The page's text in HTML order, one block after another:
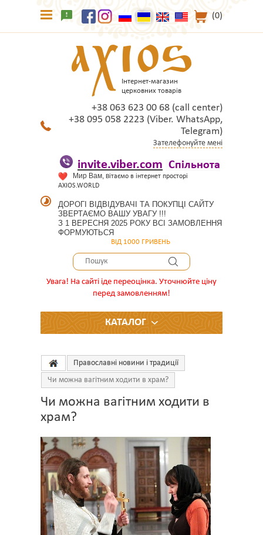
(0)
Інтернет-магазин
церковних товарів
+38 063 623 00 68 (call center)
+38 095 058 2223 (Viber. WhatsApp,
Telegram)
Зателефонуйте мені
invite.viber.com Спільнота
Мир Вам, вітаємо в інтернет просторі
AXIOS.WORLD
ДОРОГІ ВІДВІДУВАЧІ ТА ПОКУПЦІ САЙТУ
ЗВЕРТАЄМО ВАШУ УВАГУ !!!
З 1 ВЕРЕСНЯ 2025 РОКУ ВСІ ЗАМОВЛЕННЯ
ФОРМУЮТЬСЯ
ВІД 1000 ГРИВЕНЬ
Увага! На сайті іде переоцінка. Уточнюйте ціну
перед замовленням!
КАТАЛОГ
Православні новини і традиції
Чи можна вагітним ходити в храм?
Чи можна вагітним ходити в
храм?